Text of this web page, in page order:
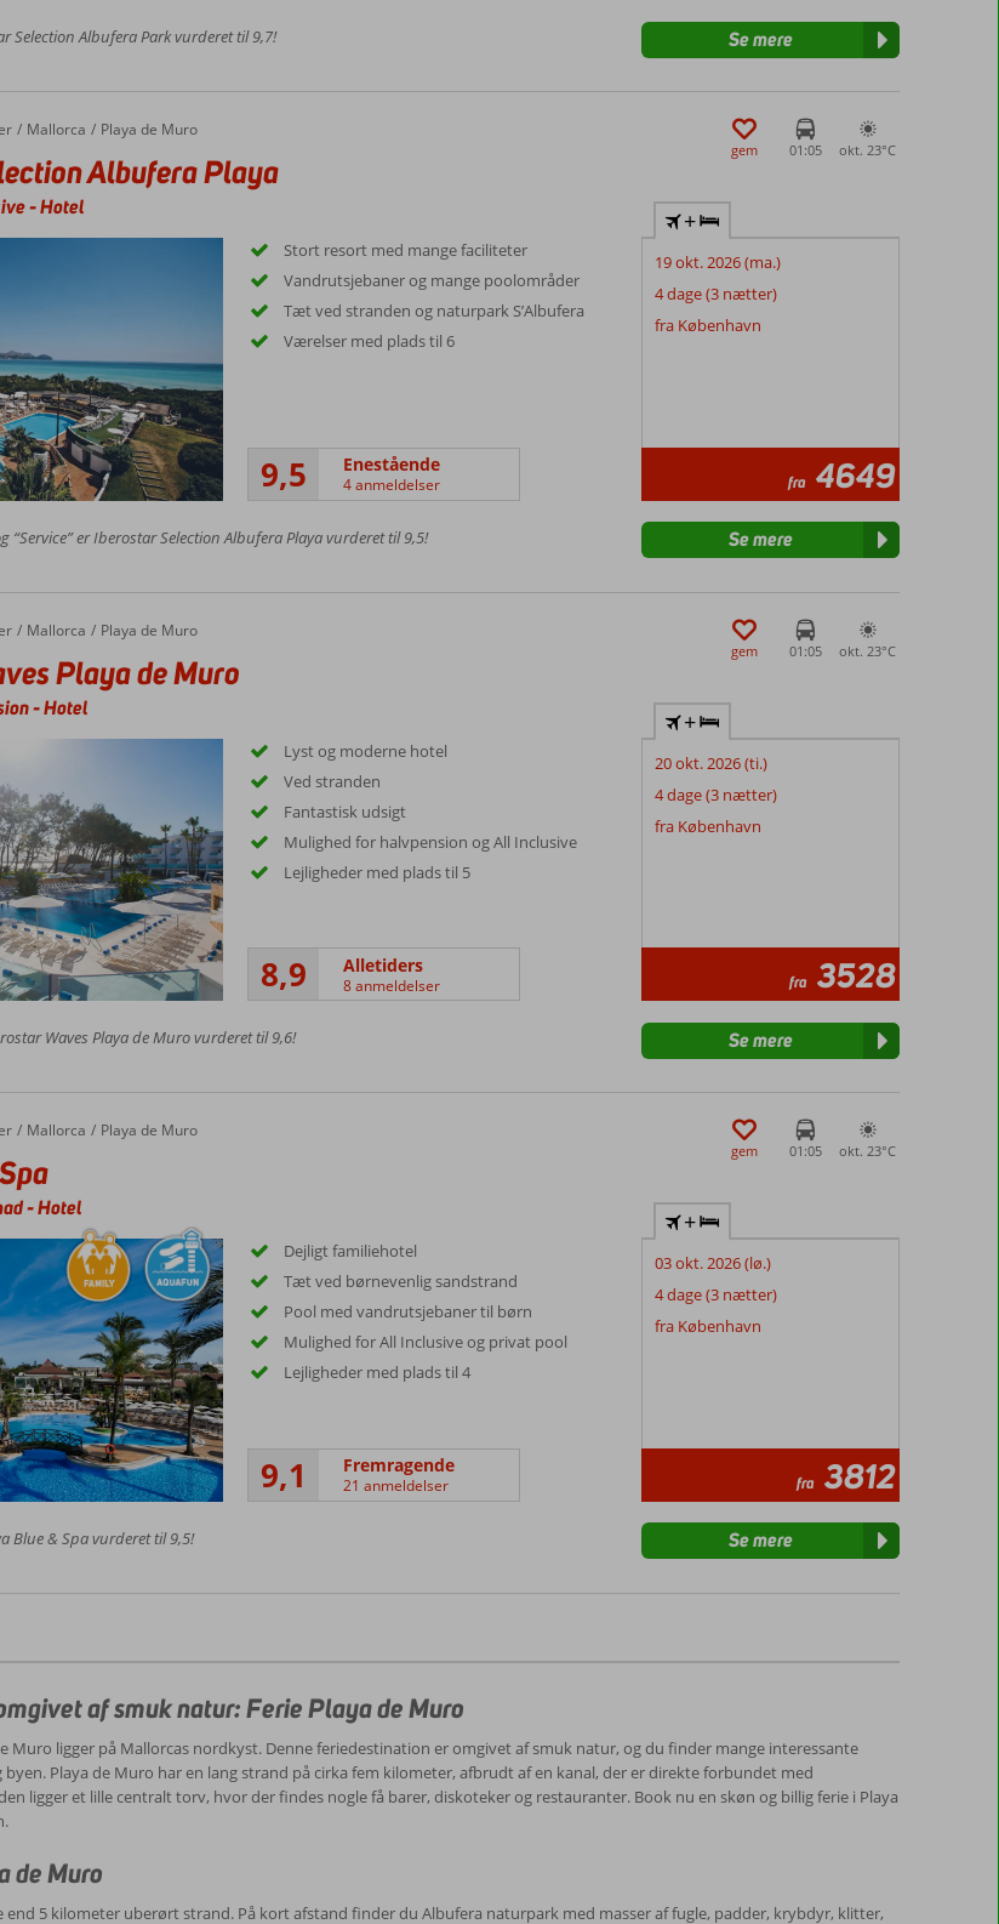
Selection Albufera Park vurderet til 9,7! Se mere
Mallorca Playa de Muro
Albufera Playa
-Hotel
gem 01:05 okt. 23°C
Stort resort med mange faciliteter
Vandrutsjebaner og mange poolområder
Tæt ved stranden og naturpark S’Albufera
Værelser med plads til 6
9,5 Enestående
4 anmeldelser
+
19 okt. 2026 (ma.)
4 dage (3 nætter)
fra København
fra 4649
“Service” er Iberostar Selection Albufera Playa vurderet til 9,5! Se mere
Mallorca Playa de Muro
Playa de Muro
-Hotel
gem 01:05 okt. 23°C
Lyst og moderne hotel
Ved stranden
Fantastisk udsigt
Mulighed for halvpension og All Inclusive
Lejligheder med plads til 5
8,9 Alletiders
8 anmeldelser
+
20 okt. 2026 (ti.)
4 dage (3 nætter)
fra København
fra 3528
Waves Playa de Muro vurderet til 9,6! Se mere
Mallorca Playa de Muro
-Hotel
gem 01:05 okt. 23°C
Dejligt familiehotel
Tæt ved børnevenlig sandstrand
Pool med vandrutsjebaner til børn
Mulighed for All Inclusive og privat pool
Lejligheder med plads til 4
9,1 Fremragende
21 anmeldelser
+
03 okt. 2026 (lø.)
4 dage (3 nætter)
fra København
fra 3812
Blue & Spa vurderet til 9,5! Se mere
af smuk natur: Ferie Playa de Muro
Muro ligger på Mallorcas nordkyst. Denne feriedestination er omgivet af smuk natur, og du finder mange interessante
Playa de Muro har en lang strand på cirka fem kilometer, afbrudt af en kanal, der er direkte forbundet med
ligger et lille centralt torv, hvor der findes nogle få barer, diskoteker og restauranter. Book nu en skøn og billig ferie i Playa
de Muro
end 5 kilometer uberørt strand. På kort afstand finder du Albufera naturpark med masser af fugle, padder, krybdyr, klitter,